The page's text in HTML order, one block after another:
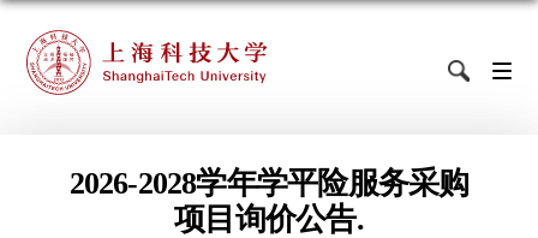
2026-2028学年学平险服务采购
项目询价公告.